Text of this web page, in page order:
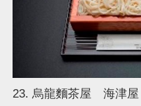
23. 烏龍麵茶屋 海津屋